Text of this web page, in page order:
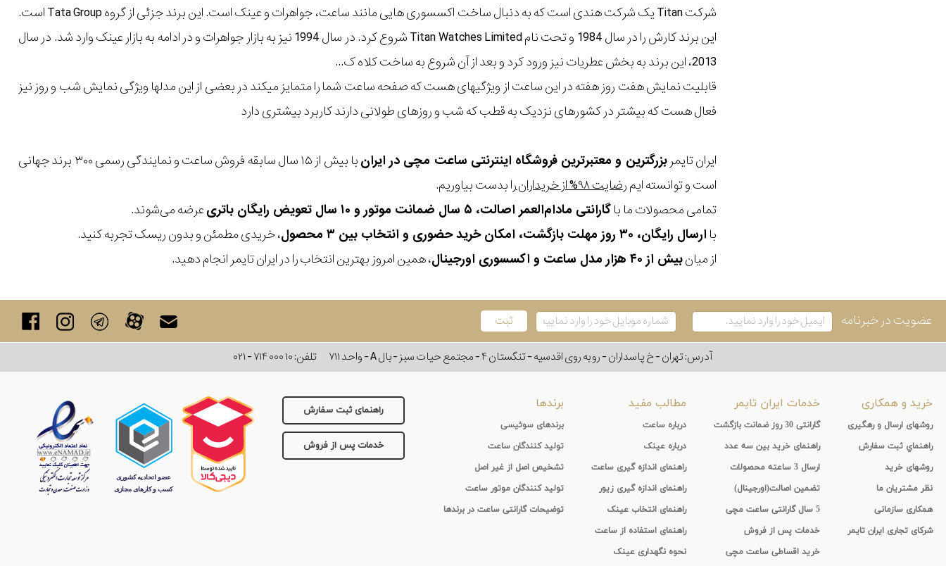
شرکت Titan یک شرکت هندی است که به دنبال ساخت اکسسوری هایی مانند ساعت، جواهرات و عینک است. این برند جزئی از گروه Tata Group است.
این برند کارش را در سال 1984 و تحت نام Titan Watches Limited شروع کرد. در سال 1994 نیز به بازار جواهرات و در ادامه به بازار عینک وارد شد. در سال
2013، این برند به بخش عطریات نیز ورود کرد و بعد از آن شروع به ساخت کلاه ک...
قابلیت نمایش هفت روز هفته در این ساعت از ویژگیهای هست که صفحه ساعت شما را متمایز میکند در بعضی از این مدلها ویژگی نمایش شب و روز نیز
فعال هست که بیشتر در کشورهای نزدیک به قطب که شب و روزهای طولانی دارند کاربرد بیشتری دارد
ایران تایمربزرگترین و معتبرترین فروشگاه اینترنتی ساعت مچی در ایران
با بیش از ۱۵ سال سابقه فروش ساعت و نمایندگی رسمی ۳۰۰ برند جهانی
است و توانسته ایمرضایت ۹۸% از خریداران
را بدست بیاوریم.
تمامی محصولات ما باگارانتی مادام‌العمر اصالت، ۵ سال ضمانت موتور و ۱۰ سال تعویض رایگان باتری
عرضه می‌شوند.
باارسال رایگان، ۳۰ روز مهلت بازگشت، امکان خرید حضوری و انتخاب بین ۳ محصول
، خریدی مطمئن و بدون ریسک تجربه کنید.
از میانبیش از ۴۰ هزار مدل ساعت و اکسسوری اورجینال ، همین امروز بهترین انتخاب را در ایران تایمر انجام دهید.
عضویت در خبرنامه
آدرس: تهران - خ پاسداران - رو به روی اقدسیه - تنگستان ۴ - مجتمع حیات سبز - بال A - واحد ۷۱۱ تلفن:۰۲۱ - ۷۱۴ ۰۰۰ ۱۰
راهنمای ثبت سفارش
خدمات پس از فروش
خرید و همکاری
روشهای ارسال و رهگیری
راهنماي ثبت سفارش
روشهای خرید
نظر مشتریان ما
همکاری سازمانی
شرکای تجاری ایران تایمر
خدمات ایران تایمر
گارانتی 30 روز ضمانت بازگشت
راهنمای خرید بین سه عدد
ارسال 3 ساعته محصولات
تضمین اصالت(اورجینال)
5 سال گارانتی ساعت مچی
خدمات پس از فروش
خرید اقساطی ساعت مچی
مطالب مفید
درباره ساعت
درباره عینک
راهنمای اندازه گیری ساعت
راهنمای اندازه گیری زیور
راهنمای انتخاب عینک
راهنمای استفاده از ساعت
نحوه نگهداری عینک
برندها
برندهای سوئیسی
تولید کنندگان ساعت
تشخیص اصل از غیر اصل
تولید کنندگان موتور ساعت
توضیحات گارانتی ساعت در برندها